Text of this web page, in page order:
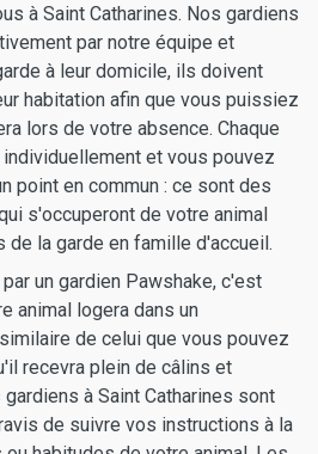
à Saint Catharines. Nos gardiens
par notre équipe et
à leur domicile, ils doivent
habitation afin que vous puissiez
lors de votre absence. Chaque
et vous pouvez
point en commun : ce sont des
s'occuperont de votre animal
de la garde en famille d'accueil.
un gardien Pawshake, c'est
animal logera dans un
de celui que vous pouvez
recevra plein de câlins et
à Saint Catharines sont
de suivre vos instructions à la